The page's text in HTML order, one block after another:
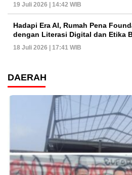
19 Juli 2026 | 14:42 WIB
Hadapi Era AI, Rumah Pena
dengan Literasi Digital dan Etika
18 Juli 2026 | 17:41 WIB
DAERAH